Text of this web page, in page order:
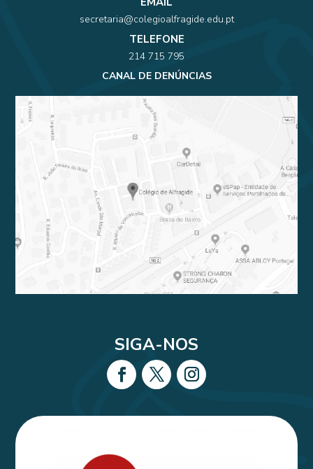
secretaria@colegioalfragide.edu.pt
TELEFONE
214 715 795
CANAL DE DENÚNCIAS
SIGA-NOS